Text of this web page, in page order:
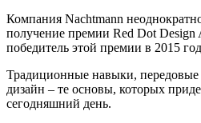
Компания Nachtmann
получение премии Red Dot Design
победитель этой премии в 2015
Традиционные навыки,
дизайн – те основы, которых
сегодняшний день.